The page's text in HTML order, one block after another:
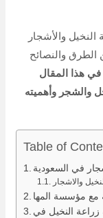
النخيل والأشجار
الطرق والنصائح
في هذا المقال
والشجر وأهميته
Table of
في السعودية
مع مؤسسة المها
النخيل في